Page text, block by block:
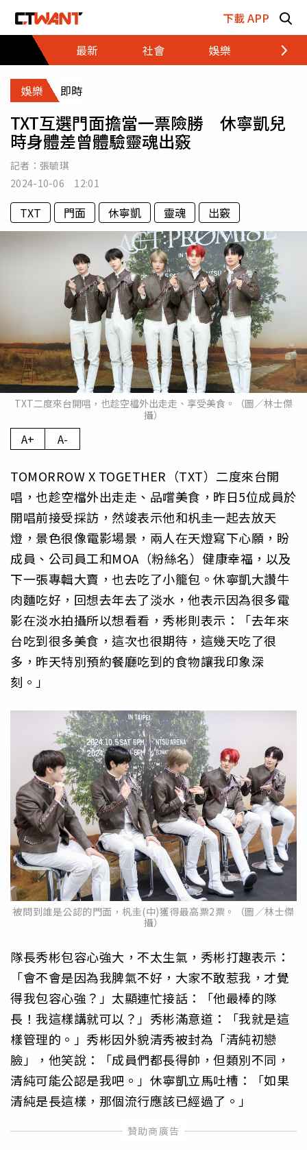
下載 APP
最新
社會 娛樂 財經
娛樂 即時
TXT互選門面擔當一票險勝 休寧凱兒
時身體差曾體驗靈魂出竅
記者： 張毓琪
2024-10-06 12:01
TXT 門面 休寧凱 靈魂 出竅
TXT二度來台開唱，也趁空檔外出走走、享受美食。（圖／林士傑
攝）
A+ A-
TOMORROW X TOGETHER（TXT）二度來台開
唱，也趁空檔外出走走、品嚐美食，昨日5位成員於
開唱前接受採訪，然竣表示他和杋圭一起去放天
燈，景色很像電影場景，兩人在天燈寫下心願，盼
成員、公司員工和MOA（粉絲名）健康幸福，以及
下一張專輯大賣，也去吃了小籠包。休寧凱大讚牛
肉麵吃好，回想去年去了淡水，他表示因為很多電
影在淡水拍攝所以想看看，秀彬則表示：「去年來
台吃到很多美食，這次也很期待，這幾天吃了很
多，昨天特別預約餐廳吃到的食物讓我印象深
刻。」
被問到誰是公認的門面，杋圭(中)獲得最高票2票。（圖／林士傑
攝）
隊長秀彬包容心強大，不太生氣，秀彬打趣表示：
「會不會是因為我脾氣不好，大家不敢惹我，才覺
得我包容心強？」太顯連忙接話：「他最棒的隊
長！我這樣講就可以？」秀彬滿意道：「我就是這
樣管理的。」秀彬因外貌清秀被封為「清純初戀
臉」，他笑說：「成員們都長得帥，但類別不同，
清純可能公認是我吧。」休寧凱立馬吐槽：「如果
清純是長這樣，那個流行應該已經過了。」